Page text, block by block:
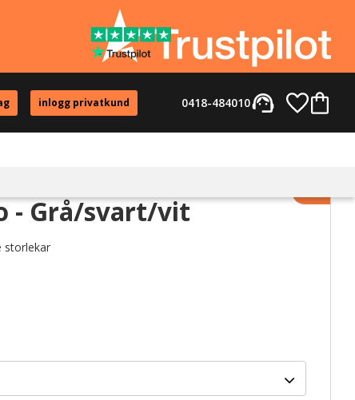
inlogg privatkund support_agent
0418-484010
- Grå/svart/vit
storlekar
Lägg